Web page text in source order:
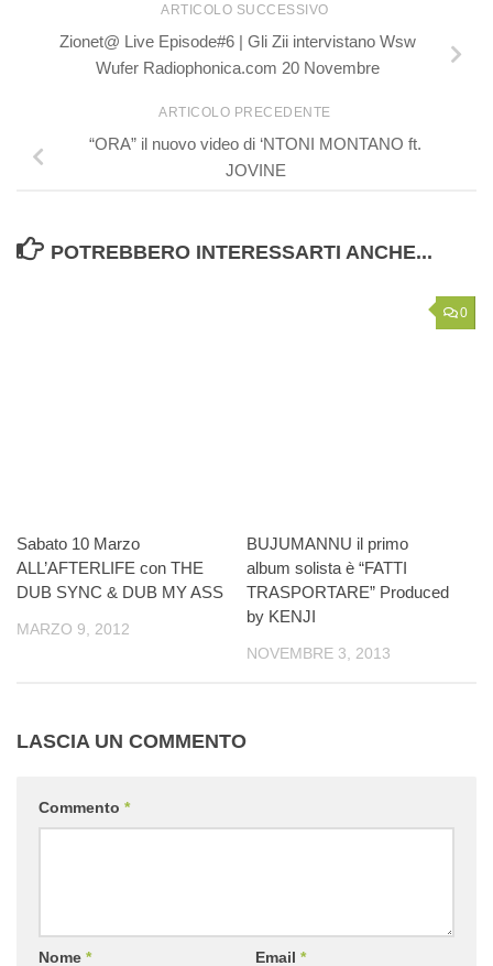
ARTICOLO SUCCESSIVO
Zionet@ Live Episode#6 | Gli Zii intervistano Wsw
Wufer Radiophonica.com 20 Novembre
ARTICOLO PRECEDENTE
“ORA” il nuovo video di ‘NTONI MONTANO ft.
JOVINE
POTREBBERO INTERESSARTI ANCHE...
Sabato 10 Marzo
ALL’AFTERLIFE con THE
DUB SYNC & DUB MY ASS
MARZO 9, 2012
0
BUJUMANNU il primo
album solista è “FATTI
TRASPORTARE” Produced
by KENJI
NOVEMBRE 3, 2013
LASCIA UN COMMENTO
Commento *
Nome * Email *